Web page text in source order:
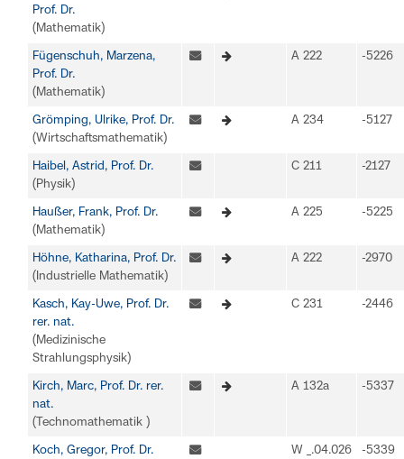
Prof. Dr.
(Mathematik)
Fügenschuh, Marzena,
Prof. Dr.
(Mathematik)
A 222 -5226
Grömping, Ulrike, Prof. Dr.
(Wirtschaftsmathematik)
A 234 -5127
Haibel, Astrid, Prof. Dr.
(Physik)
C 211 -2127
Haußer, Frank, Prof. Dr.
(Mathematik)
A 225 -5225
Höhne, Katharina, Prof. Dr.
(Industrielle Mathematik)
A 222 -2970
Kasch, Kay-Uwe, Prof. Dr.
rer. nat.
(Medizinische
Strahlungsphysik)
C 231 -2446
Kirch, Marc, Prof. Dr. rer.
nat.
(Technomathematik )
A 132a -5337
Koch, Gregor, Prof. Dr. W _.04.026 -5339